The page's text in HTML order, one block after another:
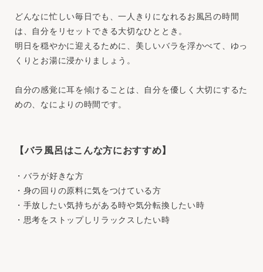
どんなに忙しい毎日でも、一人きりになれるお風呂の時間
は、自分をリセットできる大切なひととき。
明日を穏やかに迎えるために、美しいバラを浮かべて、ゆっ
くりとお湯に浸かりましょう。
自分の感覚に耳を傾けることは、自分を優しく大切にするた
めの、なによりの時間です。
【バラ風呂はこんな方におすすめ】
・バラが好きな方
・身の回りの原料に気をつけている方
・手放したい気持ちがある時や気分転換したい時
・思考をストップしリラックスしたい時